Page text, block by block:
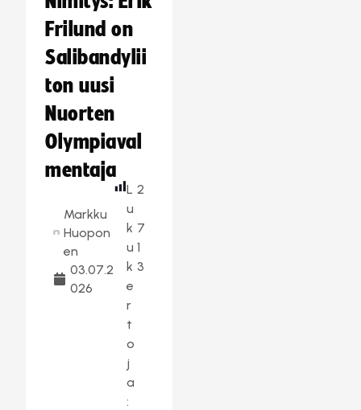
Frilund on
Salibandylii
ton uusi
Nuorten
Olympiaval
mentaja
Markku
Huopon
en
03.07.2
026
L
u
k
u
k
e
r
t
o
j
a
:
2
7
1
3